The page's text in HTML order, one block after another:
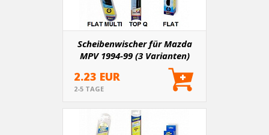
Scheibenwischer für Mazda
MPV 1994-99 (3 Varianten)
2.23 EUR
2-5 TAGE